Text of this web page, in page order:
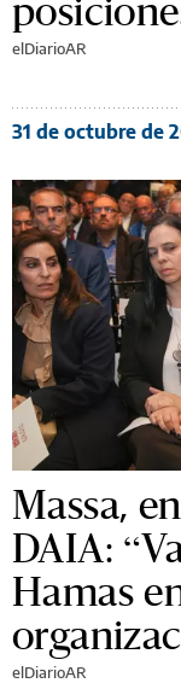
elDiarioAR
31 de octubre de
Massa,
DAIA:
Hamas
elDiarioAR